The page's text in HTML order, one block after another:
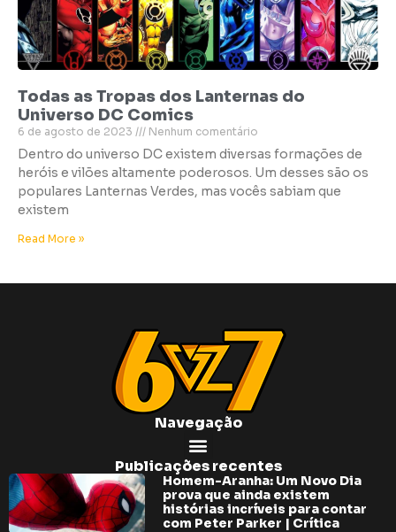
Todas as Tropas dos Lanternas do
Universo DC Comics
6 de agosto de 2023 Nenhum comentário
Dentro do universo DC existem diversas formações de
heróis e vilões altamente poderosos. Um desses são os
populares Lanternas Verdes, mas vocês sabiam que
existem
Read More »
Navegação
Publicações recentes
Homem-Aranha: Um Novo Dia
prova que ainda existem
histórias incríveis para contar
com Peter Parker | Crítica